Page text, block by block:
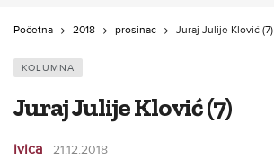
Početna 2018 prosinac Juraj Julije Klović (7)
KOLUMNA
Juraj Julije Klović (7)
ivica 21.12.2018